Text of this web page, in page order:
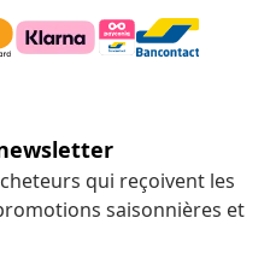
qui reçoivent les
saisonnières et